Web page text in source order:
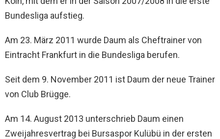
Bundesliga aufstieg.
Am 23. März 2011 wurde Daum als Cheftrainer von
Eintracht Frankfurt in die Bundesliga berufen.
Seit dem 9. November 2011 ist Daum der neue Trainer
von Club Brügge.
Am 14. August 2013 unterschrieb Daum einen
Zweijahresvertrag bei Bursaspor Kulübü in der ersten